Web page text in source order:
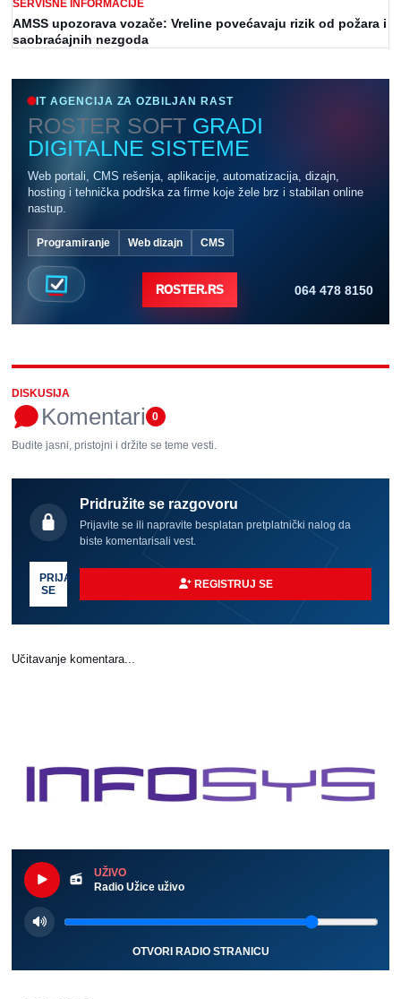
SERVISNE INFORMACIJE
AMSS upozorava vozače: Vreline povećavaju rizik od požara i
saobraćajnih nezgoda
IT AGENCIJA ZA OZBILJAN RAST
ROSTER SOFT GRADI
DIGITALNE SISTEME
Web portali, CMS rešenja, aplikacije, automatizacija, dizajn,
hosting i tehnička podrška za firme koje žele brz i stabilan online
nastup.
Programiranje Web dizajn CMS
ROSTER.RS 064 478 8150
DISKUSIJA
Komentari 0
Budite jasni, pristojni i držite se teme vesti.
Pridružite se razgovoru
Prijavite se ili napravite besplatan pretplatnički nalog da
biste komentarisali vest.
PRIJAVI
SE
REGISTRUJ SE
Učitavanje komentara...
UŽIVO
Radio Užice uživo
OTVORI RADIO STRANICU